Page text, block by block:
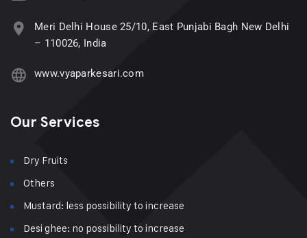
Meri Delhi House 25/10, East Punjabi Bagh New Delhi
– 110026, India
www.vyaparkesari.com
Our Services
Dry Fruits
Others
Mustard: less possibility to increase
Desi ghee: no possibility to increase